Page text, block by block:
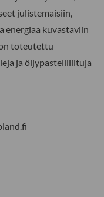
julistemaisiin,
energiaa kuvastaviin
toteutettu
ja öljypastelliliituja